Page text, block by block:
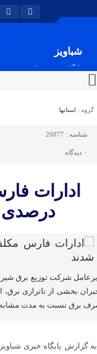
شباویز
پایگاه خبری شباویز
گروه : استانها
شناسه : 20077
۰ دیدگاه
شرکت توزیع برق
برق نسبت به مدت
به گزارش پایگاه خبری